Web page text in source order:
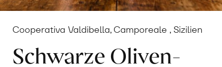
Cooperativa Valdibella, Camporeale , Sizilien
Schwarze Oliven-